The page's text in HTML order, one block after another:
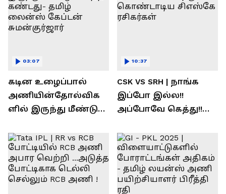
கடின உழைப்பால்
அணியின்தோல்விக
ளில் இருந்து மீண்டு
தமிழ் லைன்ஸ்
கேப்டன் சுமன்குர்ஜார்
03:07
CSK VS SRH | நாங்க
இப்போ இல்ல!!
அப்போவே கெத்து!!
சிஎஸ்கே ரசிகர்கள்
10:37